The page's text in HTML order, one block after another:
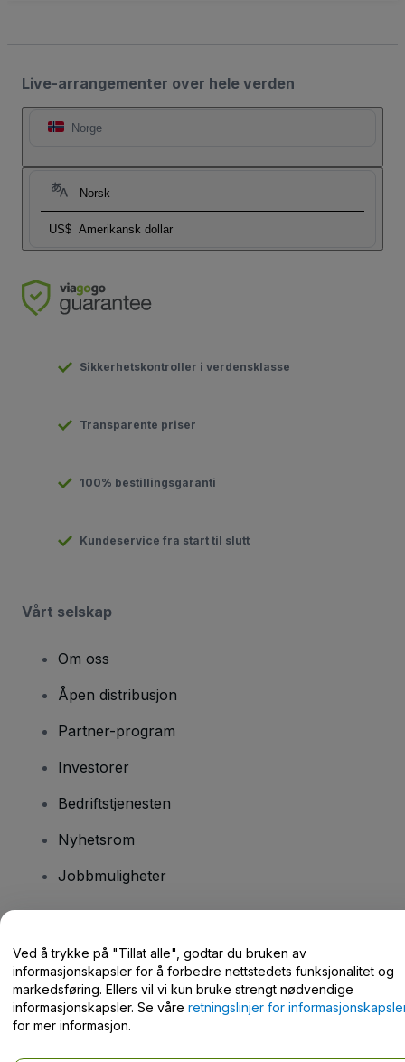
Live-arrangementer over hele verden
Norge
Norsk
US$ Amerikansk dollar
Sikkerhetskontroller i verdensklasse
Transparente priser
100% bestillingsgaranti
Kundeservice fra start til slutt
Vårt selskap
Om oss
Åpen distribusjon
Partner-program
Investorer
Bedriftstjenesten
Nyhetsrom
Jobbmuligheter
Hjelpesenter / kontakt oss
Ved å trykke på "Tillat alle", godtar du bruken av
informasjonskapsler for å forbedre nettstedets funksjonalitet og
markedsføring. Ellers vil vi kun bruke strengt nødvendige
informasjonskapsler. Se våre retningslinjer for
for mer informasjon.